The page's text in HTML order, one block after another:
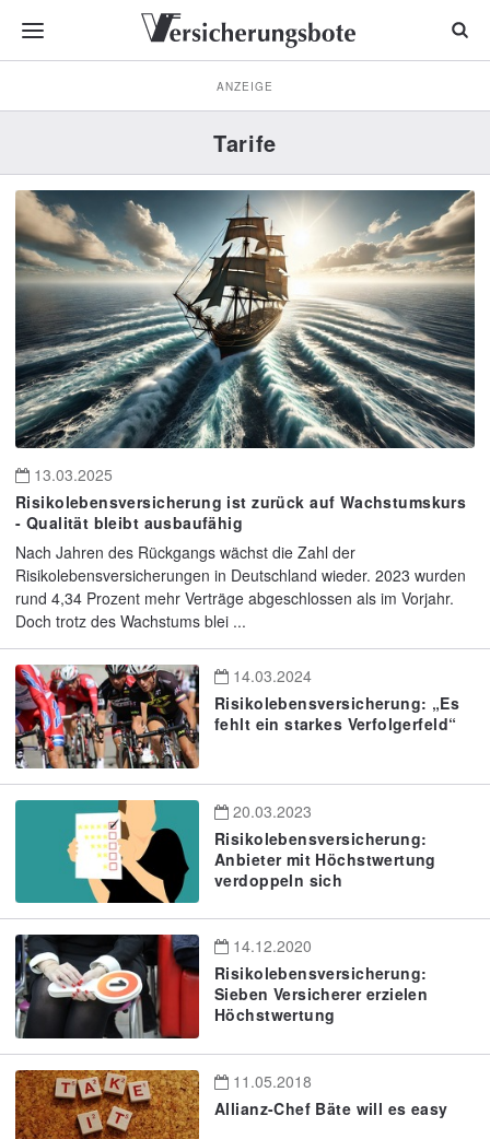
ANZEIGE
Tarife
13.03.2025
Risikolebensversicherung ist zurück auf Wachstumskurs
- Qualität bleibt ausbaufähig
Nach Jahren des Rückgangs wächst die Zahl der
Risikolebensversicherungen in Deutschland wieder. 2023 wurden
rund 4,34 Prozent mehr Verträge abgeschlossen als im Vorjahr.
Doch trotz des Wachstums blei ...
14.03.2024
Risikolebensversicherung: „Es
fehlt ein starkes Verfolgerfeld“
20.03.2023
Risikolebensversicherung:
Anbieter mit Höchstwertung
verdoppeln sich
14.12.2020
Risikolebensversicherung:
Sieben Versicherer erzielen
Höchstwertung
11.05.2018
Allianz-Chef Bäte will es easy